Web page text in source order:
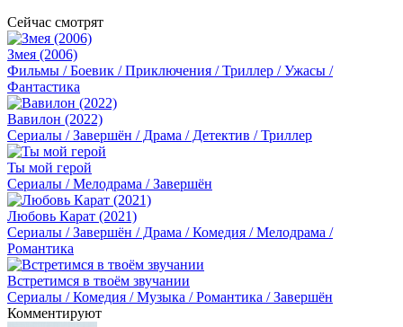
Сейчас смотрят
Змея (2006)
Фильмы / Боевик / Приключения / Триллер / Ужасы /
Фантастика
Вавилон (2022)
Сериалы / Завершён / Драма / Детектив / Триллер
Ты мой герой
Сериалы / Мелодрама / Завершён
Любовь Карат (2021)
Сериалы / Завершён / Драма / Комедия / Мелодрама /
Романтика
Встретимся в твоём звучании
Сериалы / Комедия / Музыка / Романтика / Завершён
Комментируют